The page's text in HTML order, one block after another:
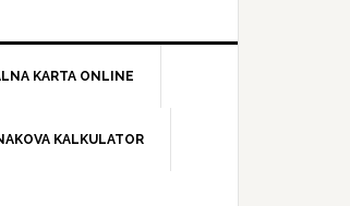
KARTA ONLINE
KALKULATOR